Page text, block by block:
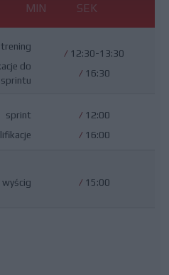
MIN SEK
do
sprintu
/ 12:30-13:30
/ 16:30
sprint
/ 12:00
/ 16:00
wyścig / 15:00